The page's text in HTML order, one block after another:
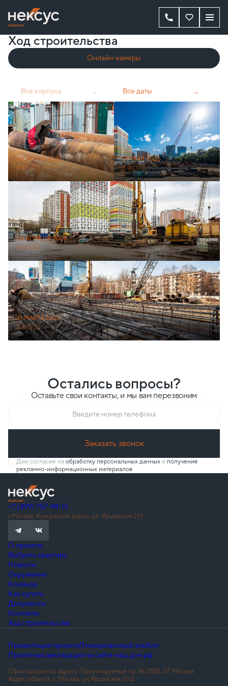
Ход строительства
Все корпуса Все даты
Онлайн-камеры
30 ИЮНЯ 2026
8 ФОТО
29 МАЯ 2026
8 ФОТО
30 АПРЕЛЯ 2026
7 ФОТО
31 МАРТА 2026
3 ФОТО
Остались вопросы?
Оставьте свои контакты, и мы вам перезвоним
Введите номер телефона
Заказать звонок
Даю согласие на обработку персональных данныхи получение
рекламно-информационных материалов
+7 (499) 757-98-13
г.Москва, Кунцевский район, ул. Ярцевская 21/1
О проекте
Выбрать квартиру
Новости
Окружение
Команда
Как купить
Документы
Контакты
Ход строительства
Презентация проектаПланировочный альбом
Проектная декларация на сайте наш.дом.рф
Офис продаж по адресу: Проектируемый пр. № 2185, 37, Москва
Адрес объекта: г. Москва, ул.Ярцевская 21с2